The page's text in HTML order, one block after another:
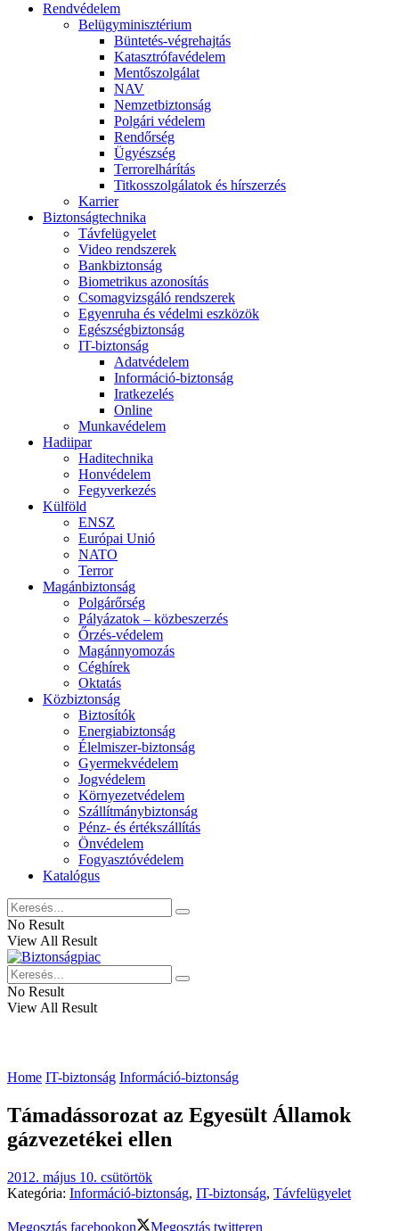
Rendvédelem
Belügyminisztérium
Büntetés-végrehajtás
Katasztrófavédelem
Mentőszolgálat
NAV
Nemzetbiztonság
Polgári védelem
Rendőrség
Ügyészség
Terrorelhárítás
Titkosszolgálatok és hírszerzés
Karrier
Biztonságtechnika
Távfelügyelet
Video rendszerek
Bankbiztonság
Biometrikus azonosítás
Csomagvizsgáló rendszerek
Egyenruha és védelmi eszközök
Egészségbiztonság
IT-biztonság
Adatvédelem
Információ-biztonság
Iratkezelés
Online
Munkavédelem
Hadiipar
Haditechnika
Honvédelem
Fegyverkezés
Külföld
ENSZ
Európai Unió
NATO
Terror
Magánbiztonság
Polgárőrség
Pályázatok – közbeszerzés
Őrzés-védelem
Magánnyomozás
Céghírek
Oktatás
Közbiztonság
Biztosítók
Energiabiztonság
Élelmiszer-biztonság
Gyermekvédelem
Jogvédelem
Környezetvédelem
Szállítmánybiztonság
Pénz- és értékszállítás
Önvédelem
Fogyasztóvédelem
Katalógus
No Result
View All Result
No Result
View All Result
Home IT-biztonság Információ-biztonság
Támadássorozat az Egyesült Államok
gázvezetékei ellen
2012. május 10. csütörtök
Kategória: Információ-biztonság, IT-biztonság, Távfelügyelet
Megosztás facebookon Megosztás twitteren